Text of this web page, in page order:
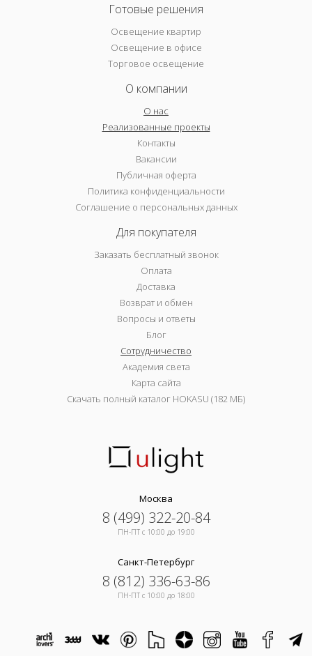
Готовые решения
Освещение квартир
Освещение в офисе
Торговое освещение
О компании
О нас
Реализованные проекты
Контакты
Вакансии
Публичная оферта
Политика конфиденциальности
Соглашение о персональных данных
Для покупателя
Заказать бесплатный звонок
Оплата
Доставка
Возврат и обмен
Вопросы и ответы
Блог
Сотрудничество
Академия света
Карта сайта
Скачать полный каталог HOKASU (182 МБ)
Москва
8 (499) 322-20-84
ПН-ПТ c 10:00 до 19:00
Санкт-Петербург
8 (812) 336-63-86
ПН-ПТ c 10:00 до 18:00